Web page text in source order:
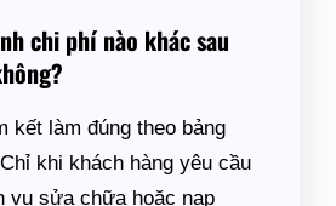
chi phí nào khác sau
kết làm đúng theo bảng
khi khách hàng yêu cầu
vụ sửa chữa hoặc nạp